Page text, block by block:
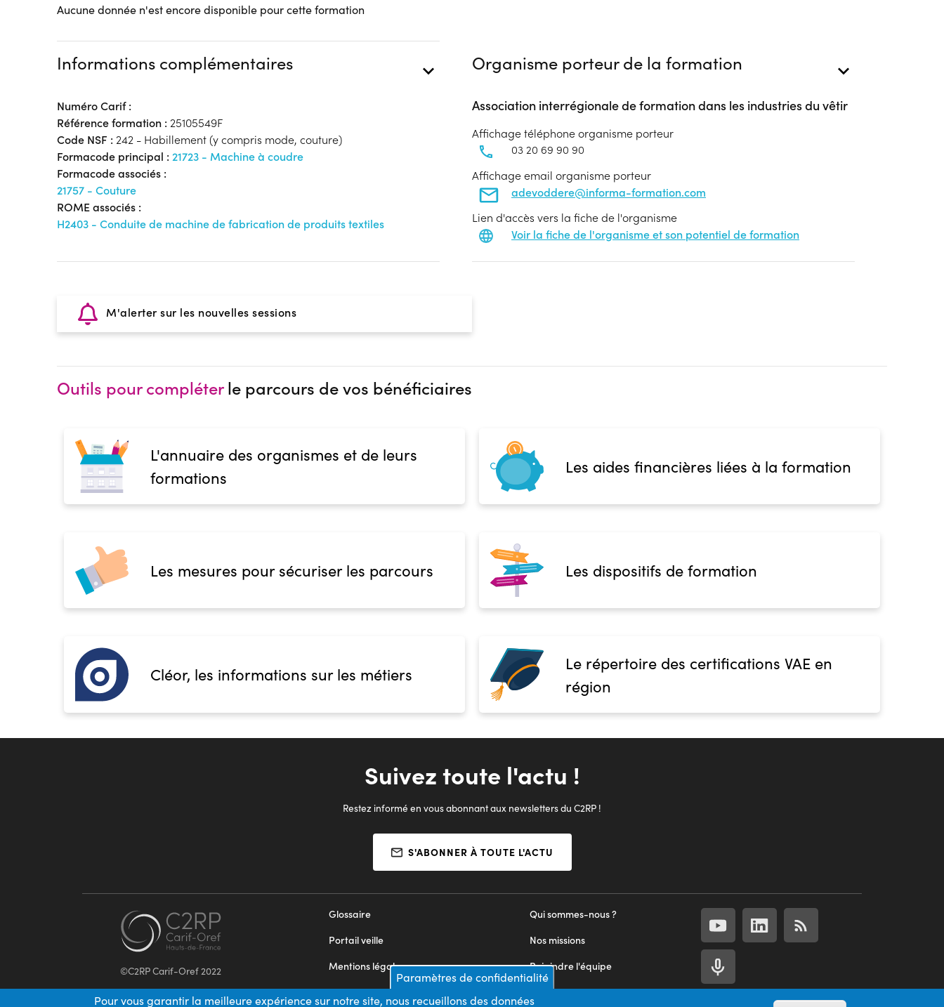
Aucune donnée n'est encore disponible pour cette formation
Informations complémentaires
Numéro Carif :
Référence formation : 25105549F
Code NSF : 242 - Habillement (y compris mode, couture)
Formacode principal : 21723 - Machine à coudre
Formacode associés :
21757 - Couture
ROME associés :
H2403 - Conduite de machine de fabrication de produits textiles
Organisme porteur de la formation
Association interrégionale de formation dans les industries du vêtir
Affichage téléphone organisme porteur
03 20 69 90 90
Affichage email organisme porteur
adevoddere@informa-formation.com
Lien d'accès vers la fiche de l'organisme
Voir la fiche de l'organisme et son potentiel de formation
M'alerter sur les nouvelles sessions
Outils pour compléterle parcours de vos bénéficiaires
L'annuaire des organismes et de leurs
formations
Les aides financières liées à la formation
Les mesures pour sécuriser les parcours Les dispositifs de formation
Cléor, les informations sur les métiers
Le répertoire des certifications VAE en
région
Suivez toute l'actu !
Restez informé en vous abonnant aux newsletters du C2RP !
S'ABONNER À TOUTE L'ACTU
©C2RP Carif-Oref 2022
Qui sommes-nous ?
Nos missions
Rejoindre l'équipe
Nous contacter
Glossaire
Portail veille
Mentions légales
Appels d'offres
Paramètres de confidentialité
Pour vous garantir la meilleure expérience sur notre site, nous recueillons des données